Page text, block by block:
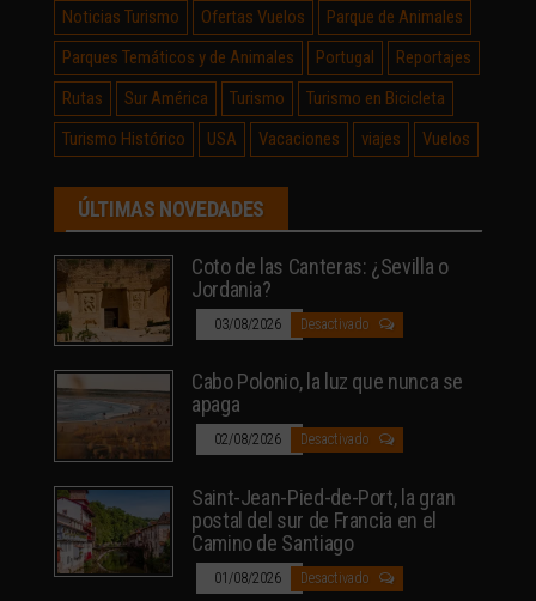
Noticias Turismo
Ofertas Vuelos
Parque de Animales
Parques Temáticos y de Animales
Portugal
Reportajes
Rutas
Sur América Turismo
Turismo en Bicicleta
Turismo Histórico
USA Vacaciones viajes Vuelos
ÚLTIMAS NOVEDADES
Coto de las Canteras: ¿Sevilla o
Jordania?
03/08/2026 Desactivado
Cabo Polonio, la luz que nunca se
apaga
02/08/2026 Desactivado
Saint-Jean-Pied-de-Port, la gran
postal del sur de Francia en el
Camino de Santiago
01/08/2026 Desactivado